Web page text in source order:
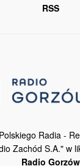
RSS
Radia -
Zachód S.A." w
Radio Gorzów